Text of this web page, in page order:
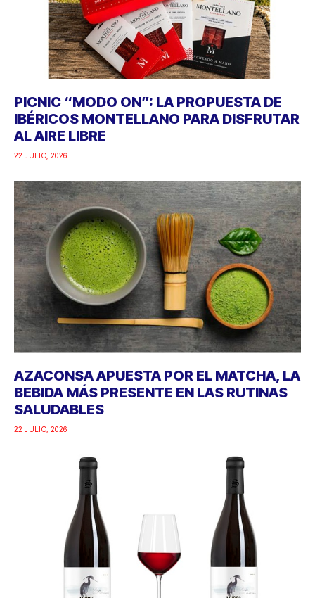
PICNIC “MODO ON”: LA PROPUESTA DE
IBÉRICOS MONTELLANO PARA DISFRUTAR
AL AIRE LIBRE
22 JULIO, 2026
AZACONSA APUESTA POR EL MATCHA, LA
BEBIDA MÁS PRESENTE EN LAS RUTINAS
SALUDABLES
22 JULIO, 2026